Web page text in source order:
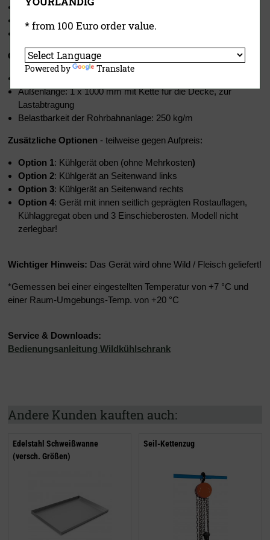
Lieferung Gehäuse erfolgt komplett aufgebaut
Gehäuse wäre auch zerlegbar, passt somit durch jede Türe
Gratis: Flex-Rohrbahnsystem im Wert von 550,- EUR
Außenlänge: 1 x 1000 mm mit Kette für die Decke, zur
Lastabtragung
Belastbarkeit der Rohrbahnanlage: 250 kg/m
Zusätzliche Optionen - teilweise gegenAufpreis:
Option 1: Kühlgerät oben (ohne Mehrkosten)
Option 2: Kühlgerät an Seitenwand links
Option 3: Kühlgerät an Seitenwand rechts
Option 4: Gerät mit innen seitlich geprägten Rostauflagen,
Kühlaggregat oben und 3 Einschieberosten. Modell nicht
zerlegbar!
Wichtiger Hinweis: Das Gerät wird ohne Wild / Fleisch geliefert!
*Gemessen bei einer eingestellten Temperatur von +7 °C und
einer Raum-Umgebungs-Temp. von +20 °C
Service & Downloads:
Bedienungsanleitung Wildkühlschrank
Andere Kunden kauften auch:
Edelstahl Schweißwanne
(versch. Größen)
Seil-Kettenzug
* from 100 Euro order value.
Powered by Translate